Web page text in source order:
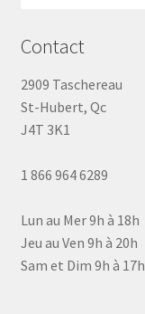
Contact
2909 Taschereau
St-Hubert, Qc
J4T 3K1
1 866 964 6289
Lun au Mer 9h à 18h
Jeu au Ven 9h à 20h
Sam et Dim 9h à 17h